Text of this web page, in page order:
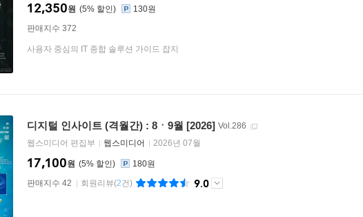
5%
12,350원
130원
판매지수 372
사용자 중심의 IT 종합 솔루션 가이드 잡지
디지털 인사이트 (격월간) : 8ㆍ9월 [2026] Vol.286
웹스미디어 편집부
웹스미디어 2026년 07월
5%
17,100원
180원
판매지수 42
회원리뷰(2건) 9.0